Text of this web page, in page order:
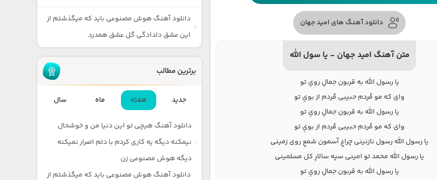
دانلود آهنگ های امید جهان
متن آهنگ امید جهان - یا سول الله
یا رسول الله به قربون جمالِ رویِ تو
وای که مو مُردم حبیبی مُردم از بویِ تو
یا رسول الله به قربون جمالِ رویِ تو
وای که مو مُردم حبیبی مُردم از بویِ تو
یا رسول الله رسول نازنینی چراغِ آسمون شمعِ روی زمینی
یا رسول الله محمد تو امینی سپه سالارِ کل مسلمینی
یا رسول الله به قربون جمالِ رویِ تو
دانلود آهنگ هوش مصنوعی باید که میگذشتم از
این عشق دلدادگی گل عشق همدرد
برترین مطالب
جدید هفته ماه سال
دانلود آهنگ هیچی تو این دنیا من و خوشحال
نیمکنه دیگه یه کاری کردم با دلم اصرار نمیکنه
دیگه هوش مصنوعی زن
دانلود آهنگ هوش مصنوعی باید که میگذشتم از